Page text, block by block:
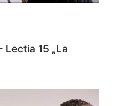
Lectia 15 „La